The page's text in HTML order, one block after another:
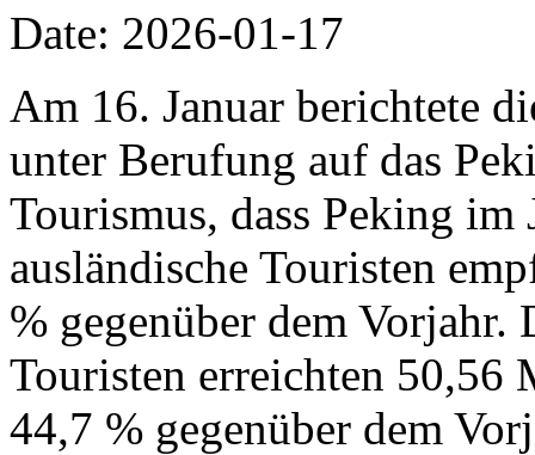
Date: 2026-01-17
Am 16. Januar berichtete
unter Berufung auf das
Tourismus, dass Peking
ausländische Touristen
% gegenüber dem Vorjahr.
Touristen erreichten 50,56
44,7 % gegenüber dem